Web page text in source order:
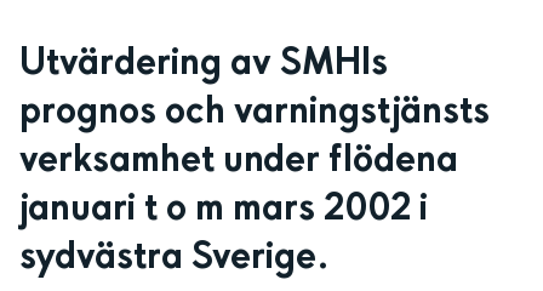
Utvärdering av SMHIs
prognos och varningstjänsts
verksamhet under flödena
januari t o m mars 2002 i
sydvästra Sverige.